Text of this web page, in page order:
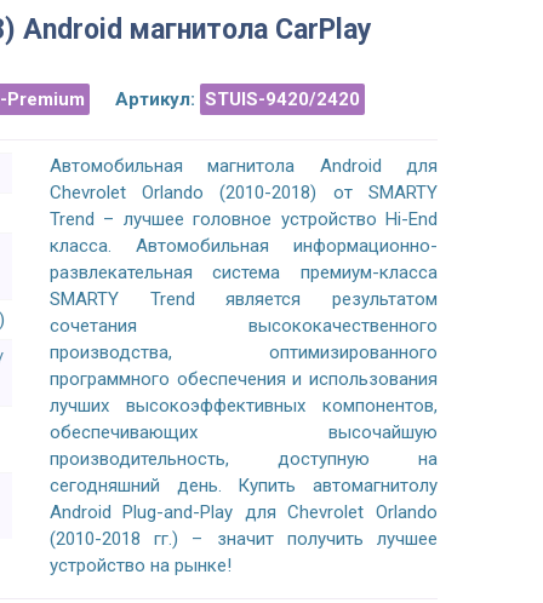
Android магнитола CarPlay
Premium Артикул: STUIS-9420/2420
Автомобильная магнитола Android для
Chevrolet Orlando (2010-2018) от SMARTY
Trend – лучшее головное устройство Hi-End
класса. Автомобильная информационно-
развлекательная система премиум-класса
SMARTY Trend является результатом
сочетания высококачественного
производства, оптимизированного
программного обеспечения и использования
лучших высокоэффективных компонентов,
обеспечивающих высочайшую
производительность, доступную на
сегодняшний день. Купить автомагнитолу
Android Plug-and-Play для Chevrolet Orlando
(2010-2018 гг.) – значит получить лучшее
устройство на рынке!